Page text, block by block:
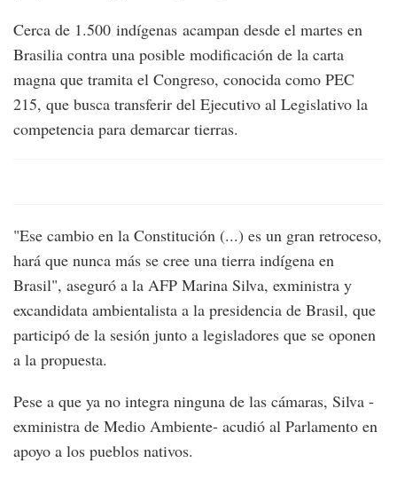
Cerca de 1.500 indígenas acampan desde el martes en
Brasilia contra una posible modificación de la carta
magna que tramita el Congreso, conocida como PEC
215, que busca transferir del Ejecutivo al Legislativo la
competencia para demarcar tierras.
"Ese cambio en la Constitución (...) es un gran retroceso,
hará que nunca más se cree una tierra indígena en
Brasil", aseguró a la AFP Marina Silva, exministra y
excandidata ambientalista a la presidencia de Brasil, que
participó de la sesión junto a legisladores que se oponen
a la propuesta.
Pese a que ya no integra ninguna de las cámaras, Silva -
exministra de Medio Ambiente- acudió al Parlamento en
apoyo a los pueblos nativos.